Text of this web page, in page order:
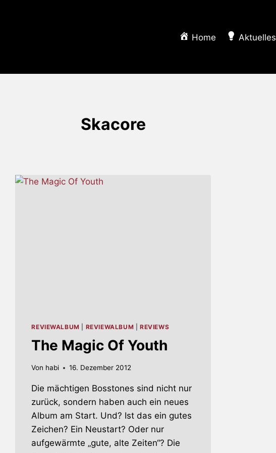
Home Aktuelles
Skacore
REVIEWALBUM REVIEWALBUM |REVIEWS
The Magic Of Youth
Von habi 16. Dezember 2012
Die mächtigen Bosstones sind nicht nur
zurück, sondern haben auch ein neues
Album am Start. Und? Ist das ein gutes
Zeichen? Ein Neustart? Oder nur
aufgewärmte „gute, alte Zeiten“? Die